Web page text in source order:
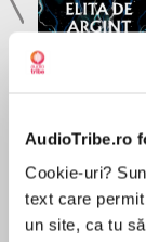
AudioTribe.ro
Cookie-uri?
text care
un site, ca tu
Elita de Argint
de...
Dani Francis